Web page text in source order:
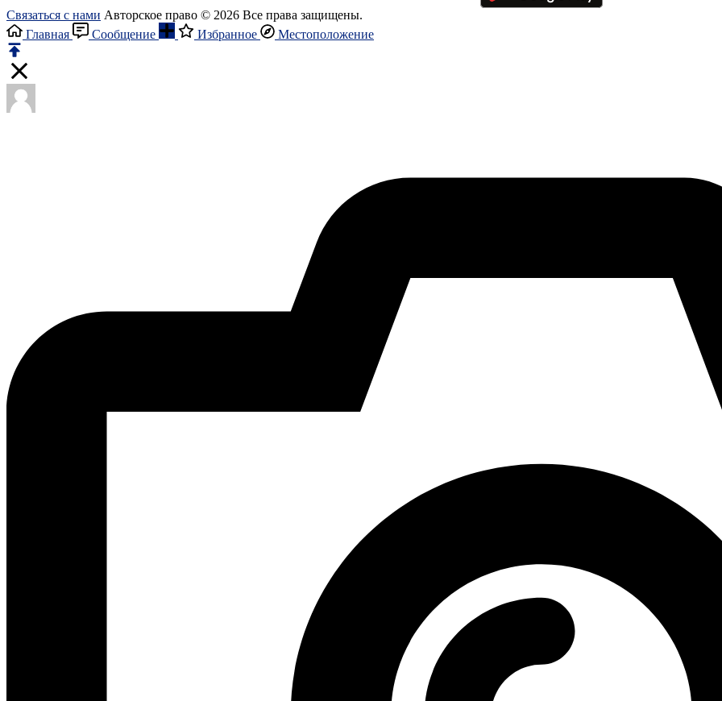
Связаться с нами Авторское право © 2026 Все права защищены.
Главная
Сообщение Избранное Местоположение